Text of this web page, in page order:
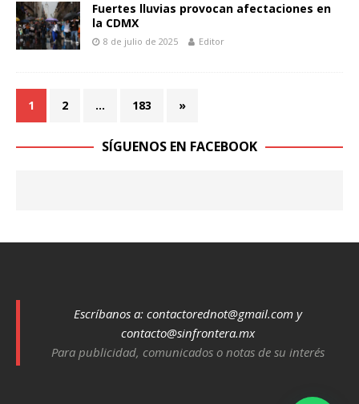
Fuertes lluvias provocan afectaciones en
la CDMX
8 de julio de 2025 Editor
1 2 … 183 »
SÍGUENOS EN FACEBOOK
Escríbanos a: contactorednot@gmail.comy
contacto@sinfrontera.mx
Para publicidad, comunicados o notas de su interés